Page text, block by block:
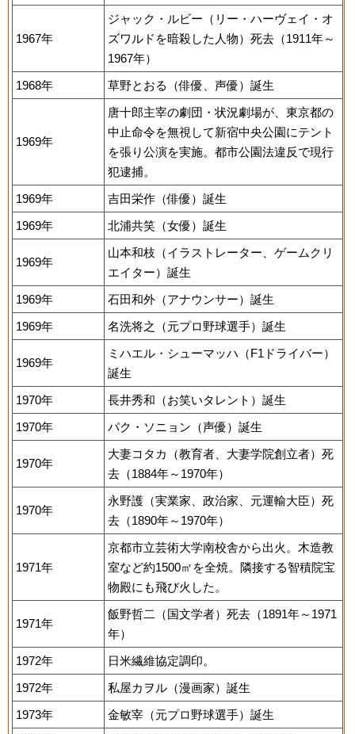
1967年
ジャック・ルビー（リー・ハーヴェイ・オ
ズワルドを暗殺した人物）死去（1911年～
1967年）
1968年
草野とおる（俳優、声優）誕生
1969年
唐十郎主宰の劇団・状況劇場が、東京都の
中止命令を無視して新宿中央公園にテント
を張り公演を実施。都市公園法違反で現行
犯逮捕。
1969年
吉田栄作（俳優）誕生
1969年
北浦共笑（女優）誕生
1969年
山本和枝（イラストレーター、ゲームクリ
エイター）誕生
1969年
石田和外（アナウンサー）誕生
1969年
名洗将之（元プロ野球選手）誕生
1969年
ミハエル・シューマッハ（F1ドライバー）
誕生
1970年
長井秀和（お笑いタレント）誕生
1970年
パク・ソニョン（声優）誕生
1970年
大妻コタカ（教育者、大妻学院創立者）死
去（1884年～1970年）
1970年
永野護（実業家、政治家、元運輸大臣）死
去（1890年～1970年）
1971年
京都市立芸術大学南校舎から出火。木造教
室など約1500㎡を全焼。隣接する智積院宝
物殿にも飛び火した。
1971年
飯野哲二（国文学者）死去（1891年～1971
年）
1972年
日米繊維協定調印。
1972年
私屋カヲル（漫画家）誕生
1973年
金敏宰（元プロ野球選手）誕生